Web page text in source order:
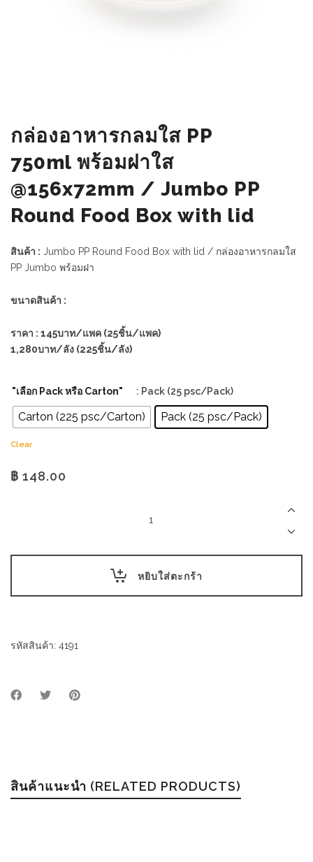
กล่องอาหารกลมใส PP
750ml พร้อมฝาใส
@156x72mm / Jumbo PP
Round Food Box with lid
สินค้า : Jumbo PP Round Food Box with lid / กล่องอาหารกลมใส
PP Jumbo พร้อมฝา
ขนาดสินค้า :
ราคา : 145บาท/แพค (25ชิ้น/แพค)
1,280บาท/ลัง (225ชิ้น/ลัง)
"เลือก Pack หรือ Carton" : Pack (25 psc/Pack)
Carton (225 psc/Carton) Pack (25 psc/Pack)
Clear
฿ 148.00
Jumbo
Box
หยิบใส่ตะกร้า
รหัสสินค้า: 4191
สินค้าแนะนำ (RELATED PRODUCTS)